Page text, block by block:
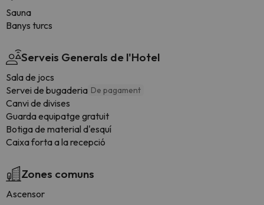
Sauna
Banys turcs
Serveis Generals de l'Hotel
Sala de jocs
Servei de bugaderia De pagament
Canvi de divises
Guarda equipatge gratuit
Botiga de material d'esquí
Caixa forta a la recepció
Zones comuns
Ascensor